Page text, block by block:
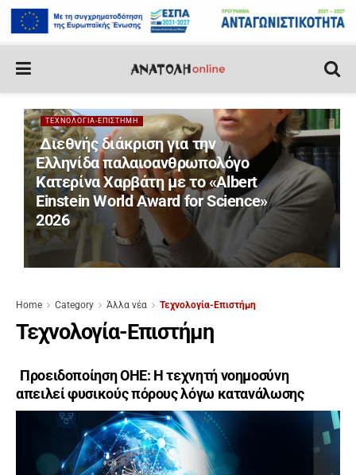
ΤΕΧΝΟΛΟΓΊΑ-ΕΠΙΣΤΉΜΗ
Διεθνής διάκριση για την
Ελληνίδα παλαιοανθρωπολόγο
Κατερίνα Χαρβάτη με το «Albert
Einstein World Award for Science»
2026
Home Category Άλλα νέα Τεχνολογία-Επιστήμη
Τεχνολογία-Επιστήμη
Προειδοποίηση ΟΗΕ: Η τεχνητή νοημοσύνη
απειλεί φυσικούς πόρους λόγω κατανάλωσης